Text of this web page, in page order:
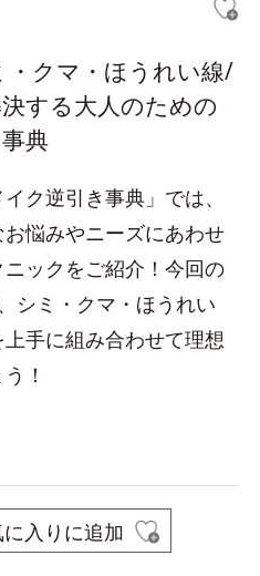
・クマ・ほうれい線/
する大人のための
典
ク逆引き事典」では、
悩みやニーズにあわせ
ックをご紹介！今回の
シミ・クマ・ほうれい
手に組み合わせて理想
！
入りに追加